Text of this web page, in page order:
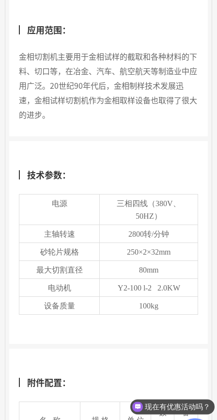
应用范围：
金相切割机主要用于金相试样的截取和各种材料的下
料、切口等，在冶金、汽车、航空航天等制造业中应
用广泛。20世纪90年代后，金相制样技术发展迅
速，金相试样切割机作为金相取样设备也取得了很大
的进步。
技术参数：
电源 三相四线（380V
50HZ）
主轴转速 2800转/分钟
砂轮片规格 250×2×32mm
最大切割直径 80mm
电动机 Y2-100 l-2 2.0KW
设备质量 100kg
附件配置：
数 备
现在有优惠活动吗？